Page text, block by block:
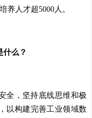
养人才超5000人。
什么？
全，坚持底线思维和极
以构建完善工业领域数